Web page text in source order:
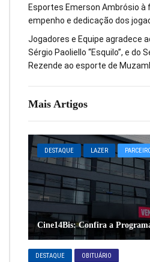
Mais Artigos
DESTAQUE LAZER
Cine14Bis: Confira a
DESTAQUE OBITUÁRIO
Esportes Emerson Ambrósio à
empenho e dedicação dos
Jogadores e Equipe agradece
Sérgio Paoliello “Esquilo”, e do
Rezende ao esporte de